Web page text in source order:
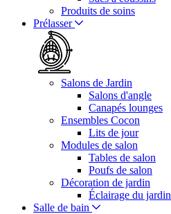
Produits de soins
Prélasser
Salons de Jardin
Salons d'angle
Canapés lounges
Ensembles Cocon
Lits de jour
Modules de salon
Tables de salon
Poufs de salon
Décoration de jardin
Éclairage du jardin
Salle de bain